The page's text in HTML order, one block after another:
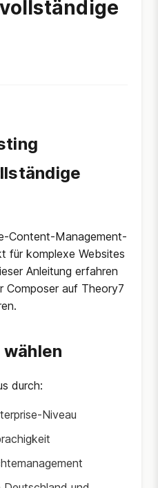
Content-Management-
für komplexe Websites
Anleitung erfahren
Composer auf Theory7
wählen
durch:
Niveau